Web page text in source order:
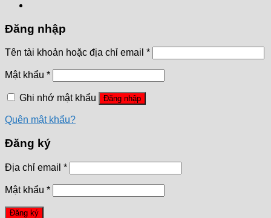
Đăng nhập
Tên tài khoản hoặc địa chỉ email *
Mật khẩu *
Ghi nhớ mật khẩu Đăng nhập
Quên mật khẩu?
Đăng ký
Địa chỉ email *
Mật khẩu *
Đăng ký